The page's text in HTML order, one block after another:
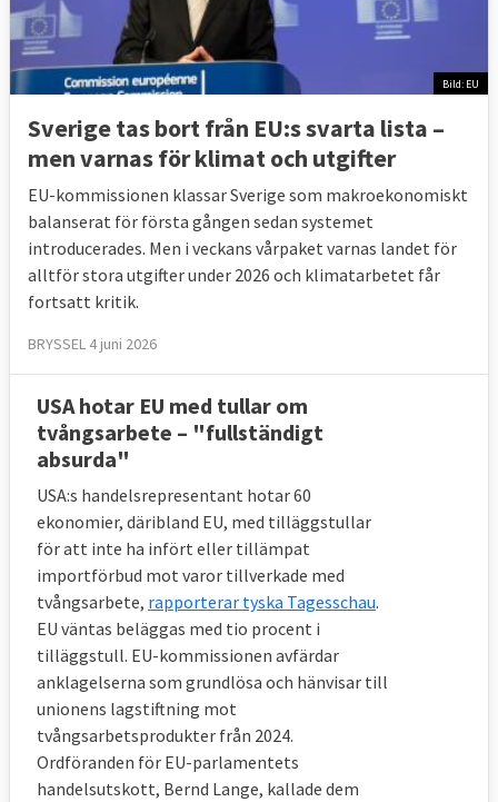
Bild: EU
Sverige tas bort från EU:s svarta lista –
men varnas för klimat och utgifter
EU-kommissionen klassar Sverige som makroekonomiskt
balanserat för första gången sedan systemet
introducerades. Men i veckans vårpaket varnas landet för
alltför stora utgifter under 2026 och klimatarbetet får
fortsatt kritik.
BRYSSEL 4 juni 2026
USA hotar EU med tullar om
tvångsarbete – "fullständigt
absurda"
USA:s handelsrepresentant hotar 60
ekonomier, däribland EU, med tilläggstullar
för att inte ha infört eller tillämpat
importförbud mot varor tillverkade med
tvångsarbete, rapporterar tyska Tagesschau.
EU väntas beläggas med tio procent i
tilläggstull. EU-kommissionen avfärdar
anklagelserna som grundlösa och hänvisar till
unionens lagstiftning mot
tvångsarbetsprodukter från 2024.
Ordföranden för EU-parlamentets
handelsutskott, Bernd Lange, kallade dem